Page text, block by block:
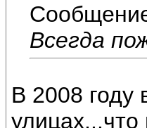
Всегда
В 2008 году